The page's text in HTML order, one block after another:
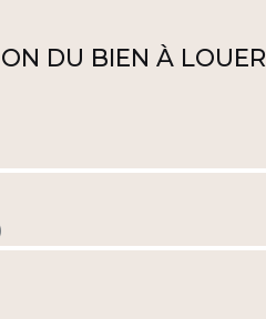
DU BIEN À LOUER